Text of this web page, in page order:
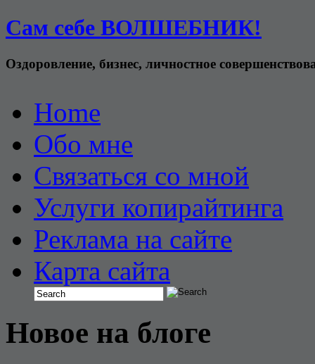
Сам себе ВОЛШЕБНИК!
Оздоровление, бизнес, личностное
Home
Обо мне
Связаться со мной
Услуги копирайтинга
Реклама на сайте
Карта сайта
Новое на блоге